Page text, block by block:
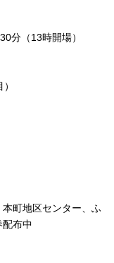
分（13時開場）
町地区センター、ふ
配布中